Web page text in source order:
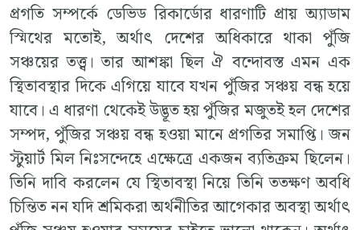
প্রগতি সম্পর্কে ডেভিড রিকার্ডোর ধারণাটি প্রায় অ্যাডাম
স্মিথের মতোই, অর্থাৎ দেশের অধিকারে থাকা পুঁজি
সঞ্চয়ের তত্ত্ব। তার আশঙ্কা ছিল ঐ বন্দোবস্ত এমন এক
স্থিতাবস্থার দিকে এগিয়ে যাবে যখন পুঁজির সঞ্চয় বন্ধ হয়ে
যাবে। এ ধারণা থেকেই উদ্ভূত হয় পুঁজির মজুতই হল দেশের
সম্পদ, পুঁজির সঞ্চয় বন্ধ হওয়া মানে প্রগতির সমাপ্তি। জন
স্টুয়ার্ট মিল নিঃসন্দেহে এক্ষেত্রে একজন ব্যতিক্রম ছিলেন।
তিনি দাবি করলেন যে স্থিতাবস্থা নিয়ে তিনি ততক্ষণ অবধি
চিন্তিত নন যদি শ্রমিকরা অর্থনীতির আগেকার অবস্থা অর্থাৎ